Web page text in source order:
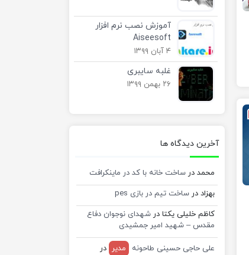
آموزش نصب نرم افزار
Aiseesoft
۴ آبان ۱۳۹۹
غلبه سایبری
۲۶ بهمن ۱۳۹۹
آخرین دیدگاه ها
محمد درساخت خانه با کد در ماینکرافت
بهزاد درساخت تیم در بازی pes
کاظم خلیلی یکتا درشهدای نوجوان دفاع
مقدس – شهید امیر جمشیدی
علی حاجی حسینی طاحونه مدیر
در